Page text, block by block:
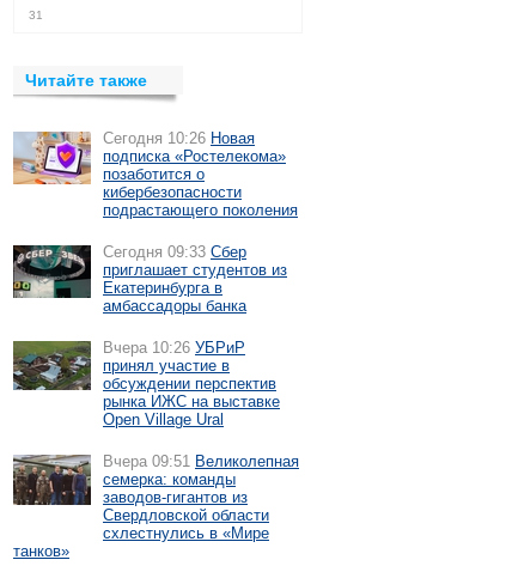
31
Читайте также
Сегодня 10:26 Новая
подписка «Ростелекома»
позаботится о
кибербезопасности
подрастающего поколения
Сегодня 09:33 Сбер
приглашает студентов из
Екатеринбурга в
амбассадоры банка
Вчера 10:26 УБРиР
принял участие в
обсуждении перспектив
рынка ИЖС на выставке
Open Village Ural
Вчера 09:51 Великолепная
семерка: команды
заводов-гигантов из
Свердловской области
схлестнулись в «Мире
танков»